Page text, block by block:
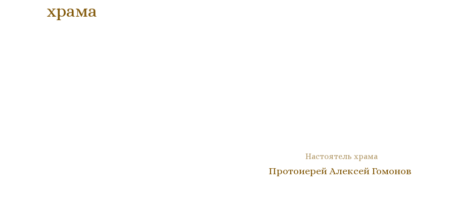
храма
Настоятель храма
Протоиерей Алексей Гомонов